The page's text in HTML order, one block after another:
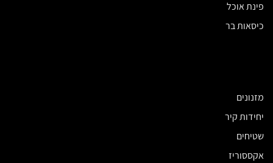
פינת אוכל
כיסאות בר
מזנונים
יחידות קיר
שטיחים
אקססוריז